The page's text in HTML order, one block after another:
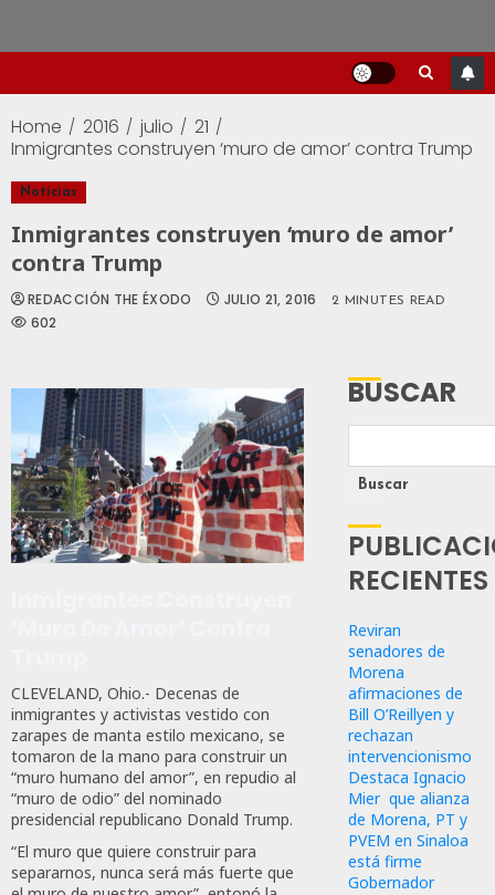
Home 2016 julio
21
Inmigrantes construyen ‘muro de amor’ contra Trump
Noticias
Inmigrantes construyen ‘muro de amor’
contra Trump
REDACCIÓN THE ÉXODO JULIO 21, 2016 2 MINUTES READ
602
CLEVELAND, Ohio.- Decenas de
inmigrantes y activistas vestido con
zarapes de manta estilo mexicano, se
tomaron de la mano para construir un
“muro humano del amor”, en repudio al
“muro de odio” del nominado
presidencial republicano Donald Trump.
“El muro que quiere construir para
separarnos, nunca será más fuerte que
BUSCAR
Buscar
RECIENTES
Reviran
senadores de
Morena
afirmaciones de
Bill O’Reillyen y
rechazan
intervencionismo
Destaca Ignacio
Mier que alianza
de Morena, PT y
PVEM en Sinaloa
está firme
Gobernador